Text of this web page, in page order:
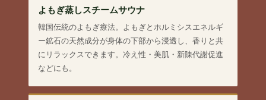
よもぎ蒸しスチームサウナ
韓国伝統のよもぎ療法。よもぎとホルミシスエネルギ
ー鉱石の天然成分が身体の下部から浸透し、香りと共
にリラックスできます。冷え性・美肌・新陳代謝促進
などにも。